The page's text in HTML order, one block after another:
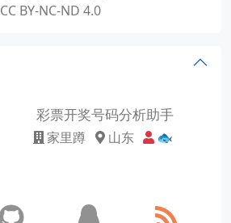
CC BY-NC-ND 4.0
彩票开奖号码分析助手
家里蹲 山东 🐟